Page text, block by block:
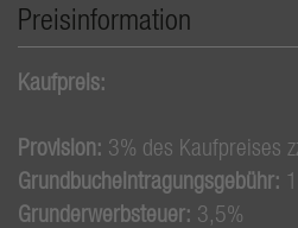
Preisinformation
Kaufpreis:
Provision: 3% des Kaufpreises
Grundbucheintragungsgebühr:
Grunderwerbsteuer: 3,5%